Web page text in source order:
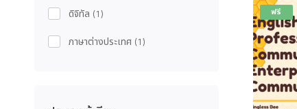
ดิจิทัล (1)
ภาษาต่างประเทศ (1)
ฟรี